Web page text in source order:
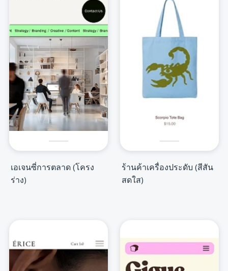
เอเจนซี่การตลาด (โครง
ร่าง)
ร้านค้าเครื่องประดับ (สีสัน
สดใส)